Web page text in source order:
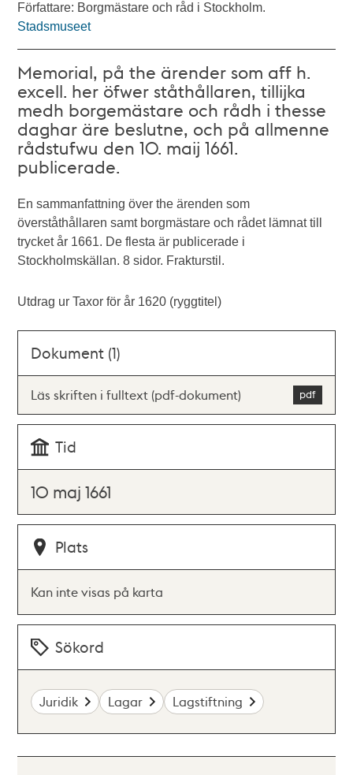
Författare: Borgmästare och råd i Stockholm.
Stadsmuseet
Memorial, på the ärender som aff h.
excell. her öfwer ståthållaren, tillijka
medh borgemästare och rådh i thesse
daghar äre beslutne, och på allmenne
rådstufwu den 10. maij 1661.
publicerade.
En sammanfattning över the ärenden som
överståthållaren samt borgmästare och rådet lämnat till
trycket år 1661. De flesta är publicerade i
Stockholmskällan. 8 sidor. Frakturstil.
Utdrag ur Taxor för år 1620 (ryggtitel)
Dokument (1)
Läs skriften i fulltext (pdf-dokument)
Tid
10 maj 1661
Plats
Kan inte visas på karta
Sökord
Juridik Lagar Lagstiftning